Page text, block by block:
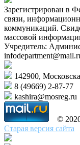
Зарегистрирован в
связи,
коммуникаций.
массовой
Учредитель:
142900,
8 (49669) 2-87-77
kashira@mosreg.ru
©
Старая версия сайта